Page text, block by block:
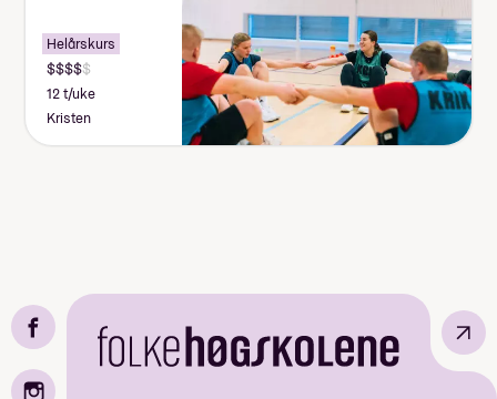
Helårskurs
12 t/uke
Kristen
↗